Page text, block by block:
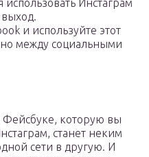
использовать Инстаграм
и используйте этот
между социальными
которую вы
станет неким
сети в другую. И